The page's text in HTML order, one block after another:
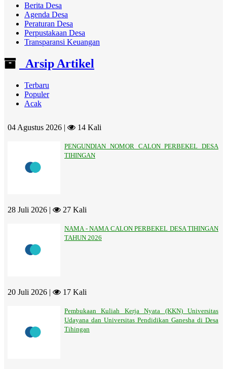
Berita Desa
Agenda Desa
Peraturan Desa
Perpustakaan Desa
Transparansi Keuangan
Arsip Artikel
Terbaru
Populer
Acak
04 Agustus 2026 | 14 Kali
PENGUNDIAN NOMOR CALON PERBEKEL DESA
TIHINGAN
28 Juli 2026 | 27 Kali
NAMA - NAMA CALON PERBEKEL DESA TIHINGAN
TAHUN 2026
20 Juli 2026 | 17 Kali
Pembukaan Kuliah Kerja Nyata (KKN) Universitas
Udayana dan Universitas Pendidikan Ganesha di Desa
Tihingan